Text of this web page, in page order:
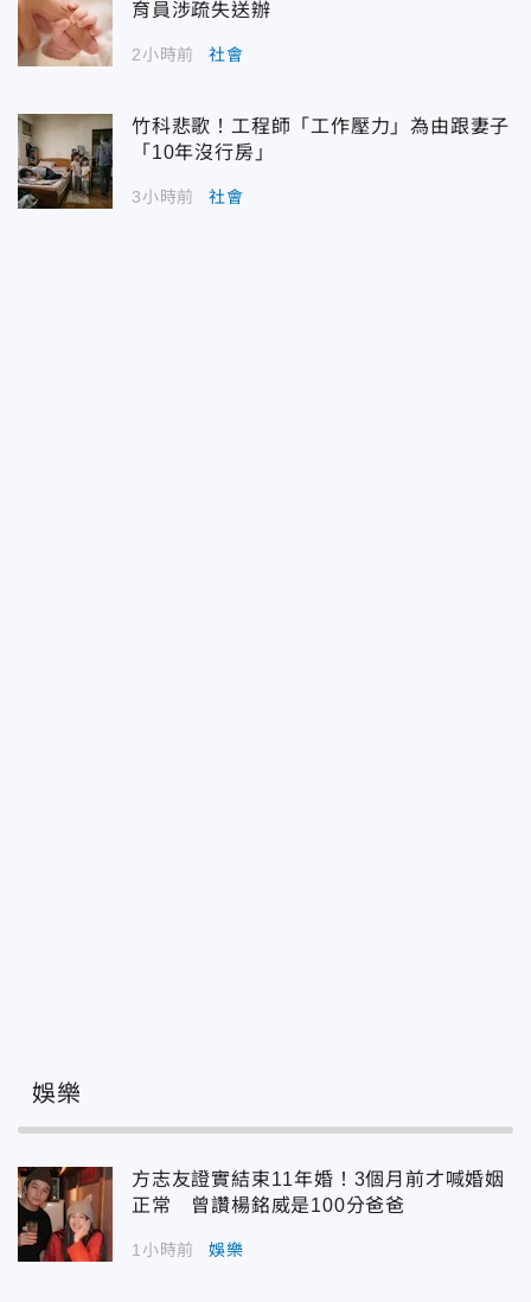
育員涉疏失送辦
2小時前 社會
竹科悲歌！工程師「工作壓力」為由跟妻子
「10年沒行房」
3小時前 社會
娛樂
方志友證實結束11年婚！3個月前才喊婚姻
正常 曾讚楊銘威是100分爸爸
1小時前 娛樂